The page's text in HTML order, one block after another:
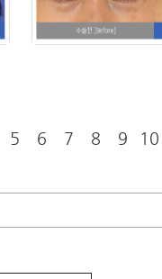
5 6 7 8 9 10